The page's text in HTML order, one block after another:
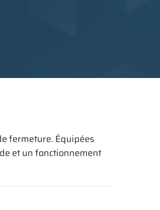
fermeture. Équipées
et un fonctionnement